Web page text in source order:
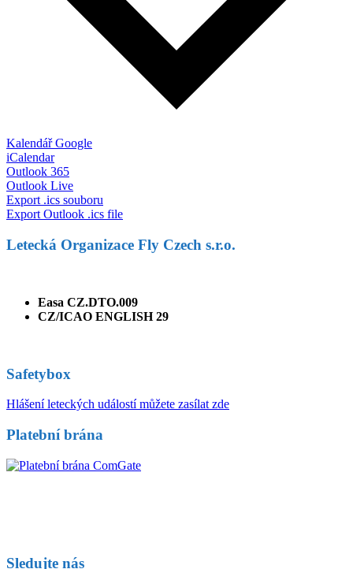
Kalendář Google
iCalendar
Outlook 365
Outlook Live
Export .ics souboru
Export Outlook .ics file
Letecká Organizace Fly Czech s.r.o.
Easa CZ.DTO.009
CZ/ICAO ENGLISH 29
Safetybox
Hlášení leteckých událostí můžete zasílat zde
Platební brána
Sledujte nás